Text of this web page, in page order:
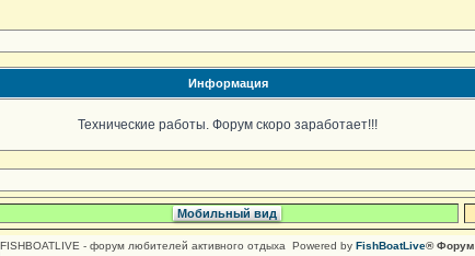
Информация
Технические работы. Форум скоро заработает!!!
Мобильный вид
Powered by FishBoatLive® Форум